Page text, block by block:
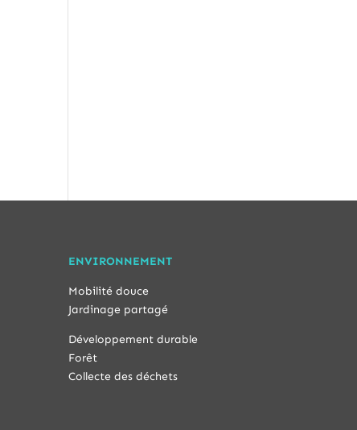
ENVIRONNEMENT
Mobilité douce
Jardinage partagé
Développement durable
Forêt
Collecte des déchets